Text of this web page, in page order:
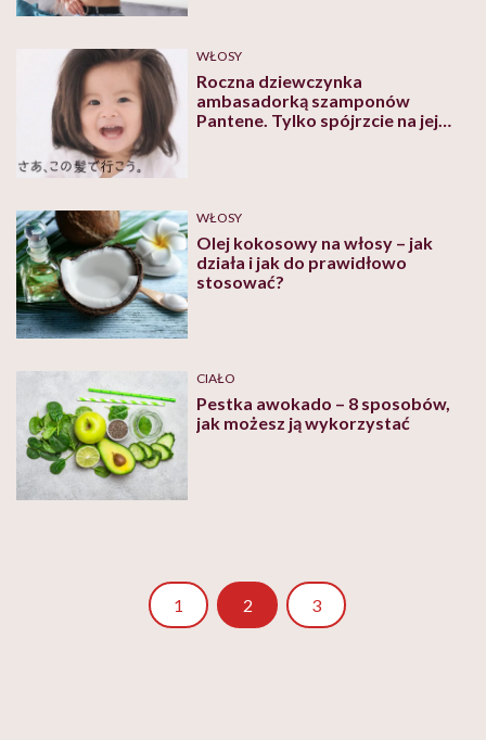
WŁOSY
Roczna dziewczynka
ambasadorką szamponów
Pantene. Tylko spójrzcie na jej
WŁOSY
Olej kokosowy na włosy – jak
działa i jak do prawidłowo
stosować?
CIAŁO
Pestka awokado – 8 sposobów,
jak możesz ją wykorzystać
Strona
1 2 Strona
3